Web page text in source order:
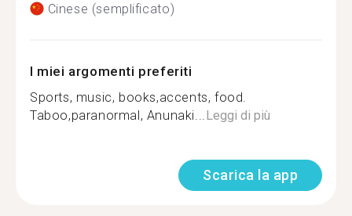
Cinese (semplificato)
I miei argomenti preferiti
Sports, music, books,accents, food.
Taboo,paranormal, Anunaki... Leggi di più
Scarica la app